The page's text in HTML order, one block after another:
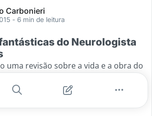
Carbonieri
- 6 min de leitura
do Neurologista
uma revisão sobre a vida e a obra do
Sacks, que em breve você poderá
Médica em brave. Por enquanto